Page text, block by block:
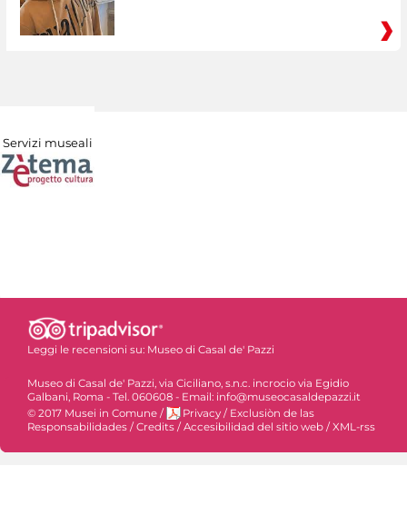
Servizi museali
Leggi le recensioni su: Museo di Casal de' Pazzi
Museo di Casal de' Pazzi, via Ciciliano, s.n.c. incrocio via Egidio
Galbani, Roma - Tel. 060608 - Email: info@museocasaldepazzi.it
© 2017 Musei in Comune / Privacy / Exclusiòn de las
Responsabilidades /Credits /Accesibilidad del sitio web /XML-rss